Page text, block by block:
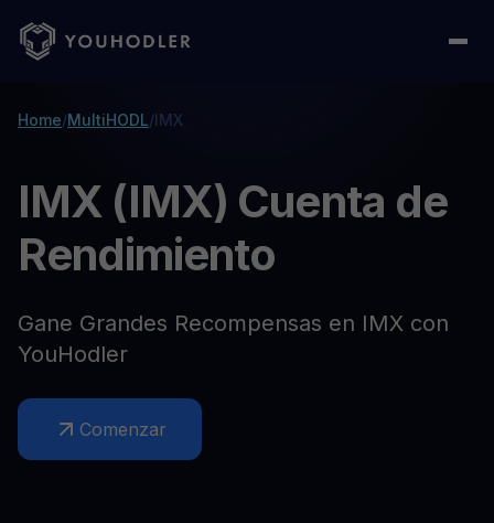
Home/MultiHODL/IMX
IMX (IMX) Cuenta de
Rendimiento
Gane Grandes Recompensas en IMX con
YouHodler
Comenzar